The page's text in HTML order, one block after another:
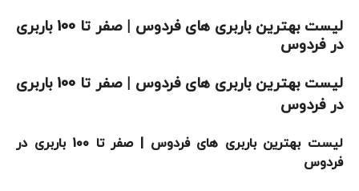
لیست بهترین باربری های فردوس | صفر تا 100 باربری
در فردوس
لیست بهترین باربری های فردوس | صفر تا 100 باربری
در فردوس
لیست بهترین باربری های فردوس | صفر تا 100 باربری در
فردوس